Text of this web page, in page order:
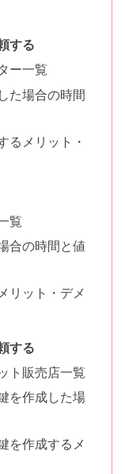
する
ー一覧
た場合の時間
るメリット・
覧
合の時間と値
リット・デメ
する
ト販売店一覧
を作成した場
を作成するメ